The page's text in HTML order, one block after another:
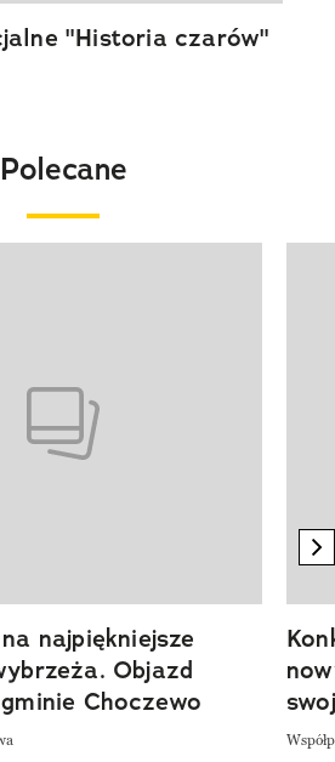
"Historia czarów"
Polecane
najpiękniejsze
Objazd
Choczewo